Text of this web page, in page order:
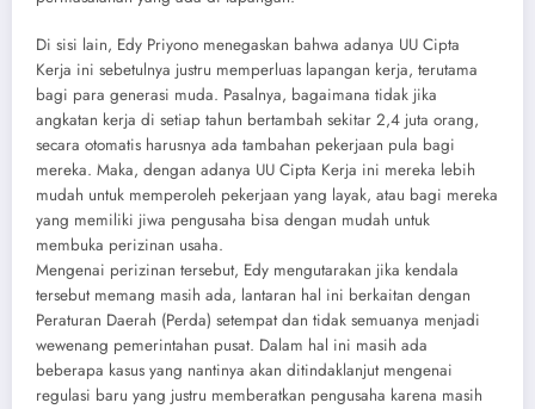
Di sisi lain, Edy Priyono menegaskan bahwa adanya UU Cipta
Kerja ini sebetulnya justru memperluas lapangan kerja, terutama
bagi para generasi muda. Pasalnya, bagaimana tidak jika
angkatan kerja di setiap tahun bertambah sekitar 2,4 juta orang,
secara otomatis harusnya ada tambahan pekerjaan pula bagi
mereka. Maka, dengan adanya UU Cipta Kerja ini mereka lebih
mudah untuk memperoleh pekerjaan yang layak, atau bagi mereka
yang memiliki jiwa pengusaha bisa dengan mudah untuk
membuka perizinan usaha.
Mengenai perizinan tersebut, Edy mengutarakan jika kendala
tersebut memang masih ada, lantaran hal ini berkaitan dengan
Peraturan Daerah (Perda) setempat dan tidak semuanya menjadi
wewenang pemerintahan pusat. Dalam hal ini masih ada
beberapa kasus yang nantinya akan ditindaklanjut mengenai
regulasi baru yang justru memberatkan pengusaha karena masih